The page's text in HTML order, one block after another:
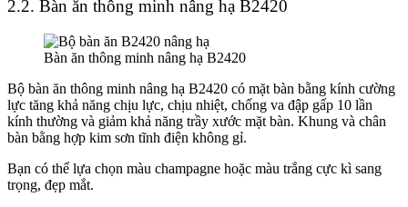
2.2. Bàn ăn thông minh nâng hạ B2420
Bàn ăn thông minh nâng hạ B2420
Bộ bàn ăn thông minh nâng hạ B2420 có mặt bàn bằng kính cường
lực tăng khả năng chịu lực, chịu nhiệt, chống va đập gấp 10 lần
kính thường và giảm khả năng trầy xước mặt bàn. Khung và chân
bàn bằng hợp kim sơn tĩnh điện không gỉ.
Bạn có thể lựa chọn màu champagne hoặc màu trắng cực kì sang
trọng, đẹp mắt.